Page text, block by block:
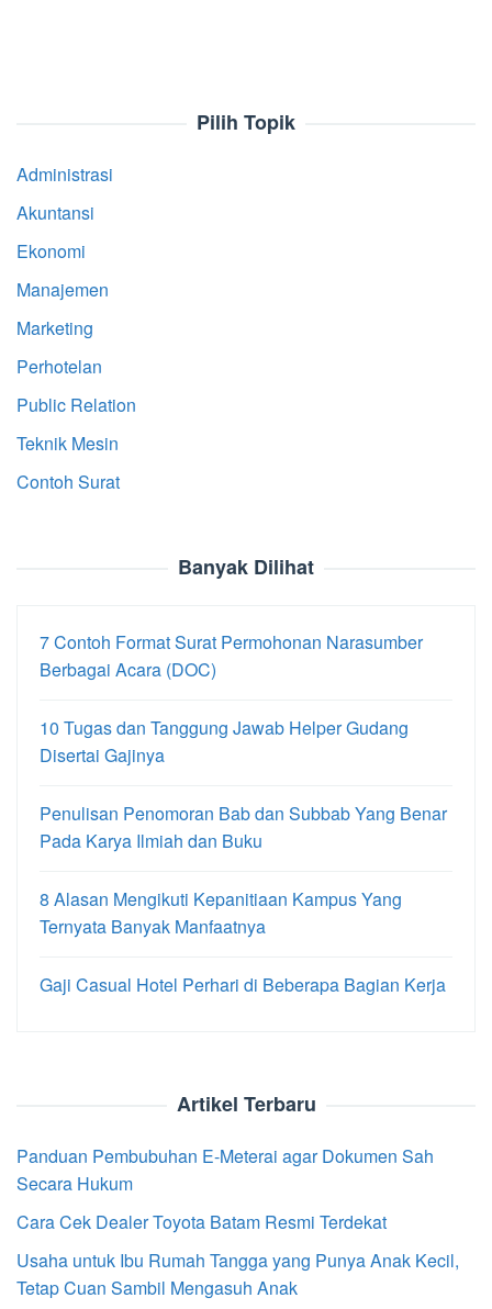
Pilih Topik
Administrasi
Akuntansi
Ekonomi
Manajemen
Marketing
Perhotelan
Public Relation
Teknik Mesin
Contoh Surat
Banyak Dilihat
7 Contoh Format Surat Permohonan Narasumber
Berbagai Acara (DOC)
10 Tugas dan Tanggung Jawab Helper Gudang
Disertai Gajinya
Penulisan Penomoran Bab dan Subbab Yang Benar
Pada Karya Ilmiah dan Buku
8 Alasan Mengikuti Kepanitiaan Kampus Yang
Ternyata Banyak Manfaatnya
Gaji Casual Hotel Perhari di Beberapa Bagian Kerja
Artikel Terbaru
Panduan Pembubuhan E-Meterai agar Dokumen Sah
Secara Hukum
Cara Cek Dealer Toyota Batam Resmi Terdekat
Usaha untuk Ibu Rumah Tangga yang Punya Anak Kecil,
Tetap Cuan Sambil Mengasuh Anak